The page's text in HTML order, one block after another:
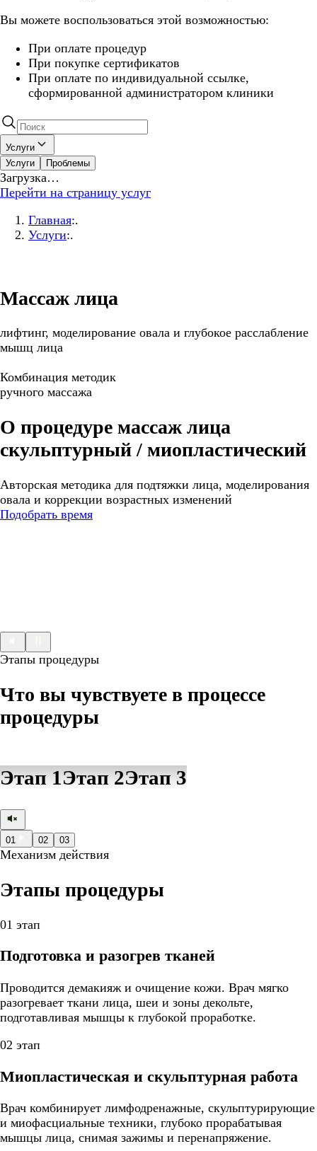
Вы можете воспользоваться этой возможностью:
При оплате процедур
При покупке сертификатов
При оплате по индивидуальной ссылке,
сформированной администратором клиники
Услуги
Услуги
Проблемы
Загрузка…
Перейти на страницу услуг
Главная:.
Услуги:.
Массаж лица
лифтинг, моделирование овала и глубокое расслабление
мышц лица
Комбинация методик
ручного массажа
О процедуре массаж лица
скульптурный / миопластический
Авторская методика для подтяжки лица, моделирования
овала и коррекции возрастных изменений
Подобрать время
Этапы процедуры
Что вы чувствуете в процессе
процедуры
Этап 1Этап 2Этап 3
01 02 03
Механизм действия
Этапы процедуры
01 этап
Подготовка и разогрев тканей
Проводится демакияж и очищение кожи. Врач мягко
разогревает ткани лица, шеи и зоны декольте,
подготавливая мышцы к глубокой проработке.
02 этап
Миопластическая и скульптурная работа
Врач комбинирует лимфодренажные, скульптурирующие
и миофасциальные техники, глубоко прорабатывая
мышцы лица, снимая зажимы и перенапряжение.